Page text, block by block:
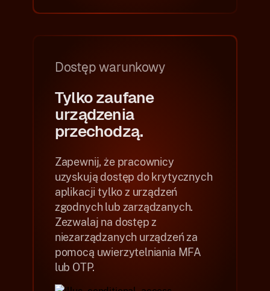
Dostęp warunkowy
Tylko zaufane
urządzenia
przechodzą.
Zapewnij, że pracownicy
uzyskują dostęp do krytycznych
aplikacji tylko z urządzeń
zgodnych lub zarządzanych.
Zezwalaj na dostęp z
niezarządzanych urządzeń za
pomocą uwierzytelniania MFA
lub OTP.